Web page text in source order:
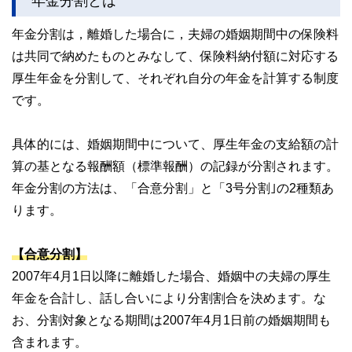
年金分割は，離婚した場合に，夫婦の婚姻期間中の保険料
は共同で納めたものとみなして、保険料納付額に対応する
厚生年金を分割して、それぞれ自分の年金を計算する制度
です。
具体的には、婚姻期間中について、厚生年金の支給額の計
算の基となる報酬額（標準報酬）の記録が分割されます。
年金分割の方法は、「合意分割」と「3号分割｣の2種類あ
ります。
【合意分割】
2007年4月1日以降に離婚した場合、婚姻中の夫婦の厚生
年金を合計し、話し合いにより分割割合を決めます。な
お、分割対象となる期間は2007年4月1日前の婚姻期間も
含まれます。